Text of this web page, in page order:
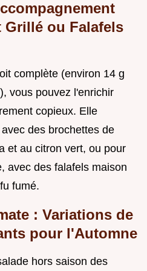
Grillé ou Falafels
complète (environ 14 g
vous pouvez l'enrichir
copieux. Elle
des brochettes de
et au citron vert, ou pour
avec des falafels maison
fumé.
: Variations de
pour l'Automne
hors saison des